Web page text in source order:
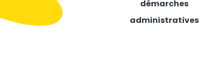
démarches
administratives